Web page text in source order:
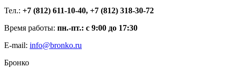
Тел.: +7 (812) 611-10-40, +7 (812) 318-30-72
Время работы: пн.-пт.: с 9:00 до 17:30
E-mail: info@bronko.ru
Бронко